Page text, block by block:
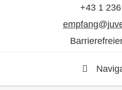
+43 1